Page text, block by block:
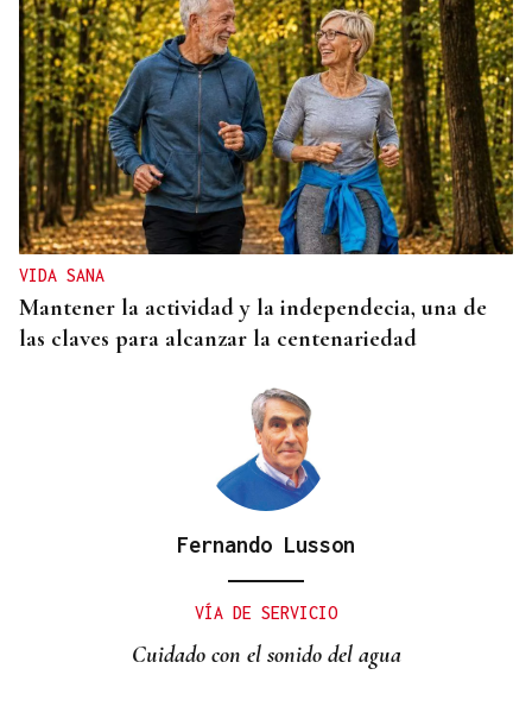
VIDA SANA
Mantener la actividad y la independecia, una de
las claves para alcanzar la centenariedad
Fernando Lusson
VÍA DE SERVICIO
Cuidado con el sonido del agua